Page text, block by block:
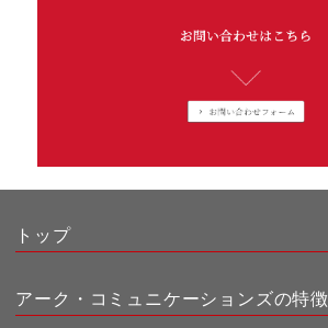
トップ
アーク・コミュニケーションズの特徴